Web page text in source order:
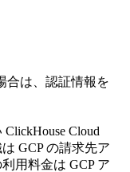
合は、認証情報を
Cloud
GCP の請求先ア
用料金は GCP ア